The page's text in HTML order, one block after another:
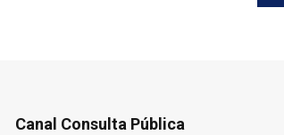
Canal Consulta Pública